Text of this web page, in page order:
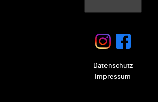
Datenschutz
Impressum